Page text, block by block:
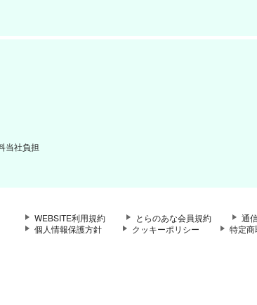
当社負担
WEBSITE利用規約 とらのあな会員規約 通
個人情報保護方針
クッキーポリシー 特定